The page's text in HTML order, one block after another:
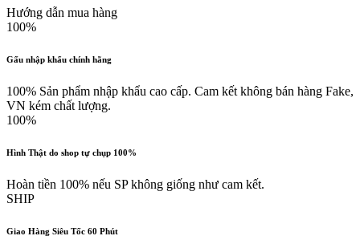
Hướng dẫn mua hàng
100%
Gấu nhập khẩu chính hãng
100% Sản phẩm nhập khẩu cao cấp. Cam kết không bán hàng Fake,
VN kém chất lượng.
100%
Hình Thật do shop tự chụp 100%
Hoàn tiền 100% nếu SP không giống như cam kết.
SHIP
Giao Hàng Siêu Tốc 60 Phút